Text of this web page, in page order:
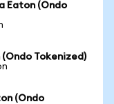
Eaton (Ondo
Tokenized)
(Ondo